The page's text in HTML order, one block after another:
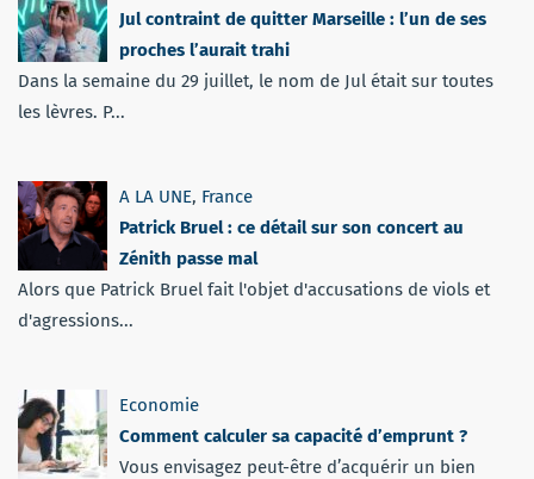
Jul contraint de quitter Marseille : l’un de ses
proches l’aurait trahi
Dans la semaine du 29 juillet, le nom de Jul était sur toutes
les lèvres. P...
A LA UNE, France
Patrick Bruel : ce détail sur son concert au
Zénith passe mal
Alors que Patrick Bruel fait l'objet d'accusations de viols et
d'agressions...
Economie
Comment calculer sa capacité d’emprunt ?
Vous envisagez peut-être d’acquérir un bien